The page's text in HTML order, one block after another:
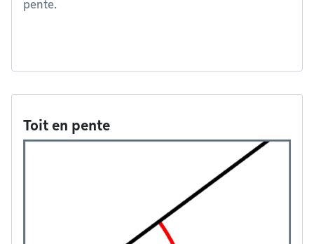
pente.
Toit en pente